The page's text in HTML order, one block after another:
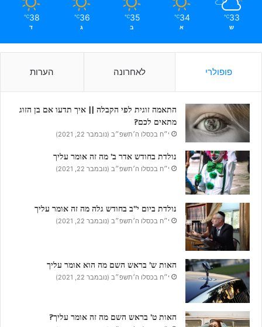
33
℃
ש
34
℃
א
35
℃
ב
36
℃
ג
38
℃
ד
פופולרי לאחרונה הערות
התאמה זוגית לפי הקבלה || איך תדעו אם בן הזוג
מתאים לכם?
י״ח בכסלו ה׳תשפ״ב (נובמבר 22, 2021)
נולדת בחודש אדר ב’ מה זה אומר עליך
י״ח בכסלו ה׳תשפ״ב (נובמבר 22, 2021)
נולדת ביום י”ב בחודש גלה מה זה אומר עליך
י״ח בכסלו ה׳תשפ״ב (נובמבר 22, 2021)
האות ש’ בראש השם מה הוא אומר עליך
י״ח בכסלו ה׳תשפ״ב (נובמבר 22, 2021)
האות ט’ בראש השם מה זה אומר עליך?